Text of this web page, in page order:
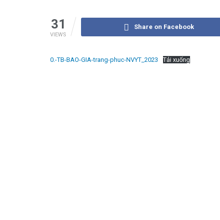
31
VIEWS
Share on Facebook
0.-TB-BAO-GIA-trang-phuc-NVYT_2023 Tải xuống